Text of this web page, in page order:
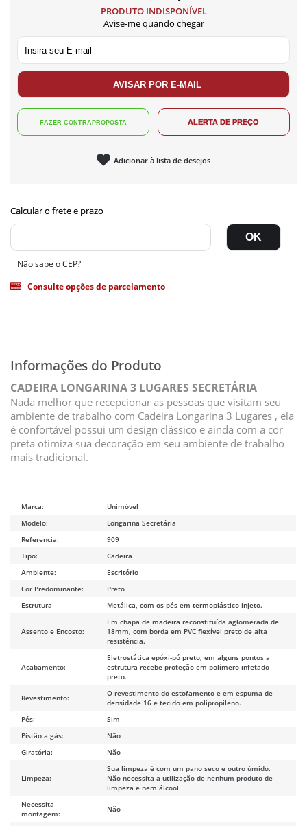
PRODUTO INDISPONÍVEL
Avise-me quando chegar
Adicionar à lista de desejos
Não sabe o CEP?
Consulte opções de parcelamento
CADEIRA LONGARINA 3 LUGARES SECRETÁRIA
Nada melhor que recepcionar as pessoas que visitam seu
ambiente de trabalho com Cadeira Longarina 3 Lugares , ela
é confortável possui um design clássico e ainda com a cor
preta otimiza sua decoração em seu ambiente de trabalho
mais tradicional.
Marca:
Unimóvel
Modelo:
Longarina Secretária
Referencia:
909
Tipo:
Cadeira
Ambiente:
Escritório
Cor Predominante:
Preto
Estrutura
Metálica, com os pés em termoplástico injeto.
Assento e Encosto:
Em chapa de madeira reconstituída aglomerada de
18mm, com borda em PVC flexível preto de alta
resistência.
Acabamento:
Eletrostática epóxi-pó preto, em alguns pontos a
estrutura recebe proteção em polímero infetado
preto.
Revestimento:
O revestimento do estofamento e em espuma de
densidade 16 e tecido em polipropileno.
Pés:
Sim
Pistão a gás:
Não
Giratória:
Não
Limpeza:
Sua limpeza é com um pano seco e outro úmido.
Não necessita a utilização de nenhum produto de
limpeza e nem álcool.
Necessita
montagem:
Não